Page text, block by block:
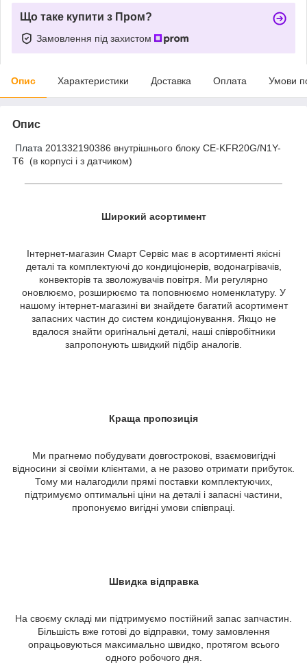
Що таке купити з Пром?
Замовлення під захистом
Опис Характеристики Доставка Оплата Умови
Опис
Плата 201332190386 внутрішнього блоку CE-KFR20G/N1Y-
T6 (в корпусі і з датчиком)
Широкий асортимент
Інтернет-магазин Смарт Сервіс має в асортименті якісні
деталі та комплектуючі до кондиціонерів, водонагрівачів,
конвекторів та зволожувачів повітря. Ми регулярно
оновлюємо, розширюємо та поповнюємо номенклатуру. У
нашому інтернет-магазині ви знайдете багатий асортимент
запасних частин до систем кондиціонування. Якщо не
вдалося знайти оригінальні деталі, наші співробітники
запропонують швидкий підбір аналогів.
Краща пропозиція
Ми прагнемо побудувати довгострокові, взаємовигідні
відносини зі своїми клієнтами, а не разово отримати прибуток.
Тому ми налагодили прямі поставки комплектуючих,
підтримуємо оптимальні ціни на деталі і запасні частини,
пропонуємо вигідні умови співпраці.
Швидка відправка
На своєму складі ми підтримуємо постійний запас запчастин.
Більшість вже готові до відправки, тому замовлення
опрацьовуються максимально швидко, протягом всього
одного робочого дня.